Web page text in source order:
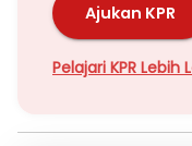
Ajukan KPR
Pelajari KPR Lebih